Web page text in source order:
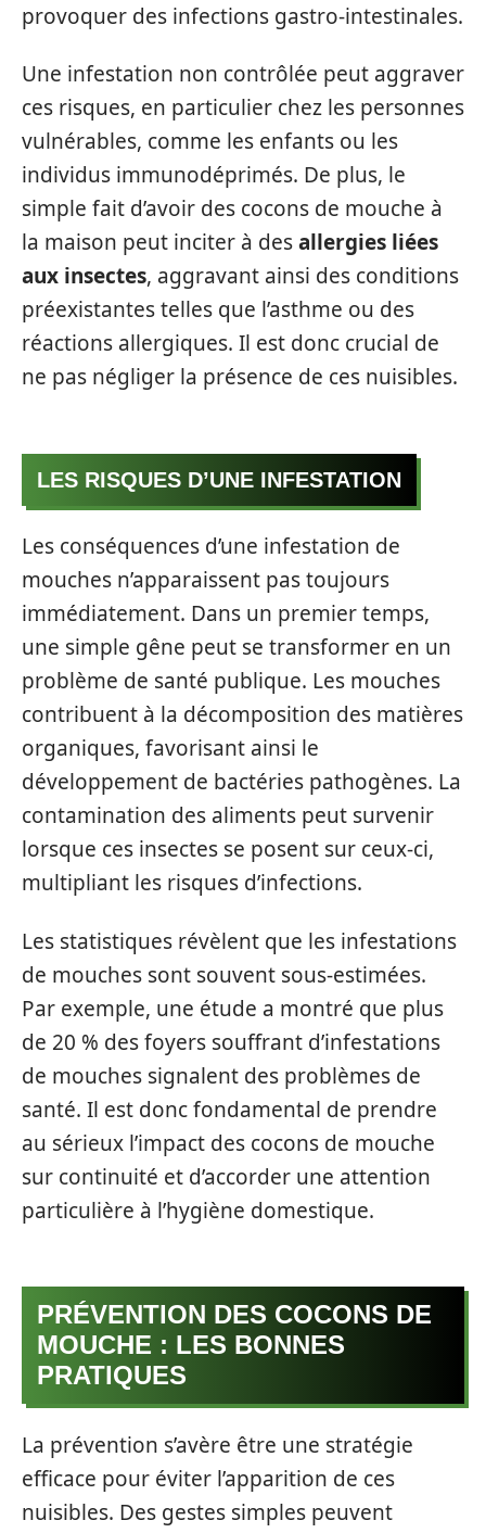
provoquer des infections gastro-intestinales.
Une infestation non contrôlée peut aggraver
ces risques, en particulier chez les personnes
vulnérables, comme les enfants ou les
individus immunodéprimés. De plus, le
simple fait d’avoir des cocons de mouche à
la maison peut inciter à desallergies liées
aux insectes, aggravant ainsi des conditions
préexistantes telles que l’asthme ou des
réactions allergiques. Il est donc crucial de
ne pas négliger la présence de ces nuisibles.
LES RISQUES D’UNE INFESTATION
Les conséquences d’une infestation de
mouches n’apparaissent pas toujours
immédiatement. Dans un premier temps,
une simple gêne peut se transformer en un
problème de santé publique. Les mouches
contribuent à la décomposition des matières
organiques, favorisant ainsi le
développement de bactéries pathogènes. La
contamination des aliments peut survenir
lorsque ces insectes se posent sur ceux-ci,
multipliant les risques d’infections.
Les statistiques révèlent que les infestations
de mouches sont souvent sous-estimées.
Par exemple, une étude a montré que plus
de 20 % des foyers souffrant d’infestations
de mouches signalent des problèmes de
santé. Il est donc fondamental de prendre
au sérieux l’impact des cocons de mouche
sur continuité et d’accorder une attention
particulière à l’hygiène domestique.
PRÉVENTION DES COCONS DE
MOUCHE : LES BONNES
PRATIQUES
La prévention s’avère être une stratégie
efficace pour éviter l’apparition de ces
nuisibles. Des gestes simples peuvent